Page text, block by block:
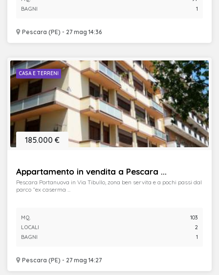
Pescara (PE) - 27 mag 14:36
BAGNI
1
CASA E TERRENI
Appartamento in vendita a Pescara ...
Pescara (PE) - 27 mag 14:27
185.000 €
Pescara Portanuova in Via Tibullo, zona ben servita e a pochi passi dal
parco “ex caserma ...
MQ.
103
LOCALI
2
BAGNI
1